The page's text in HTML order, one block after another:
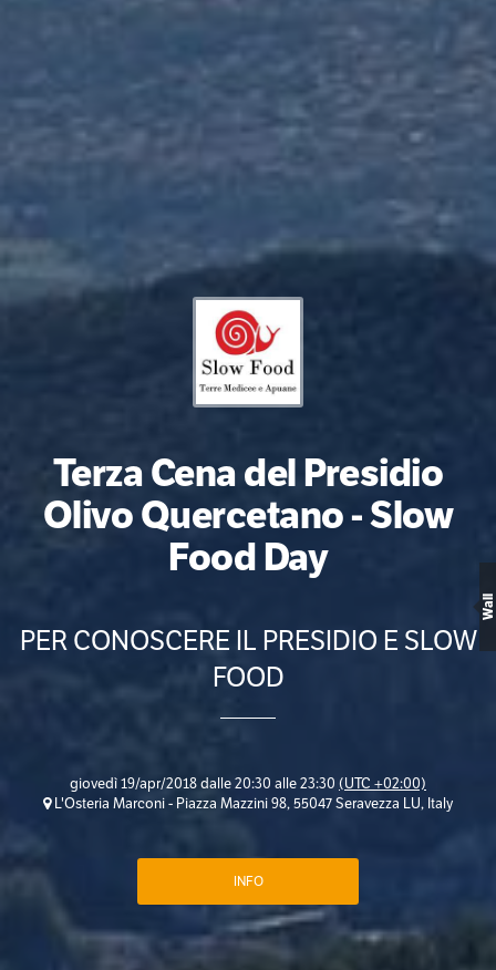
Terza Cena del Presidio
Olivo Quercetano - Slow
Food Day
PER CONOSCERE IL PRESIDIO E SLOW
FOOD
giovedì 19/apr/2018 dalle 20:30 alle 23:30 (UTC +02:00)
L'Osteria Marconi - Piazza Mazzini 98, 55047 Seravezza LU, Italy
INFO
Wall